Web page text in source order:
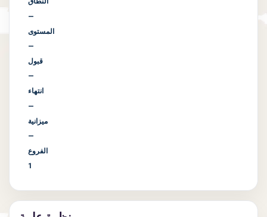
—
المستوى
—
قبول
—
انتهاء
—
ميزانية
—
الفروع
1